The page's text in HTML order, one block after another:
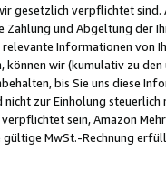
gesetzlich verpflichtet
und Abgeltung der
Informationen von
können wir (kumulativ zu
bis Sie uns diese
zur Einholung
sein, Amazon
gültige MwSt.-Rechnung